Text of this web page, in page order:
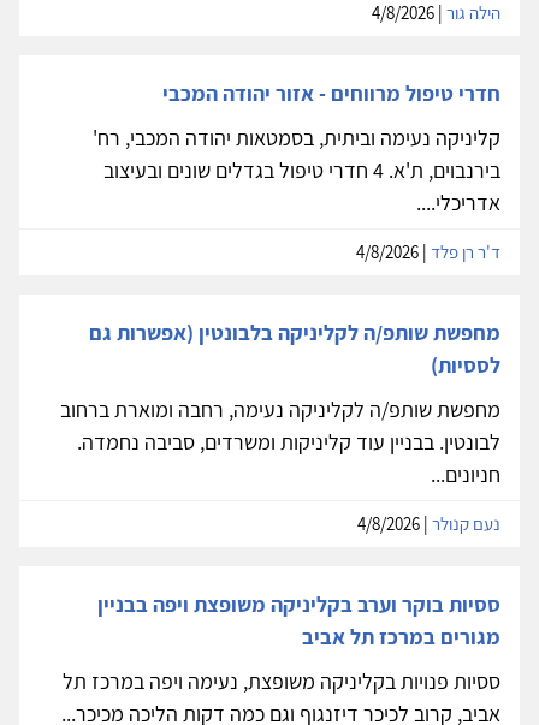
הילה גור
חדרי טיפול מרווחים - אזור יהודה המכבי
קליניקה נעימה וביתית, בסמטאות יהודה המכבי, רח'
בירנבוים, ת'א. 4 חדרי טיפול בגדלים שונים ובעיצוב
אדריכלי....
ד'ר רן פלד
מחפשת שותפ/ה לקליניקה בלבונטין (אפשרות גם
לססיות)
מחפשת שותפ/ה לקליניקה נעימה, רחבה ומוארת ברחוב
לבונטין. בבניין עוד קליניקות ומשרדים, סביבה נחמדה.
חניונים...
נעם קנולר
ססיות בוקר וערב בקליניקה משופצת ויפה בבניין
מגורים במרכז תל אביב
ססיות פנויות בקליניקה משופצת, נעימה ויפה במרכז תל
אביב, קרוב לכיכר דיזנגוף וגם כמה דקות הליכה מכיכר...